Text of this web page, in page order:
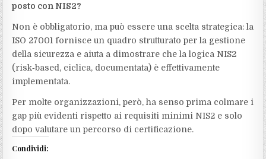
posto con NIS2?
Non è obbligatorio, ma può essere una scelta strategica: la
ISO 27001 fornisce un quadro strutturato per la gestione
della sicurezza e aiuta a dimostrare che la logica NIS2
(risk‑based, ciclica, documentata) è effettivamente
implementata.
Per molte organizzazioni, però, ha senso prima colmare i
gap più evidenti rispetto ai requisiti minimi NIS2 e solo
dopo valutare un percorso di certificazione.
Condividi: